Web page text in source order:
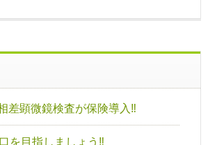
差顕微鏡検査が保険導入‼
を目指しましょう‼